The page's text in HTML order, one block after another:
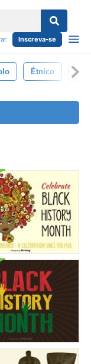
Inscreva-se
Étnico Arte